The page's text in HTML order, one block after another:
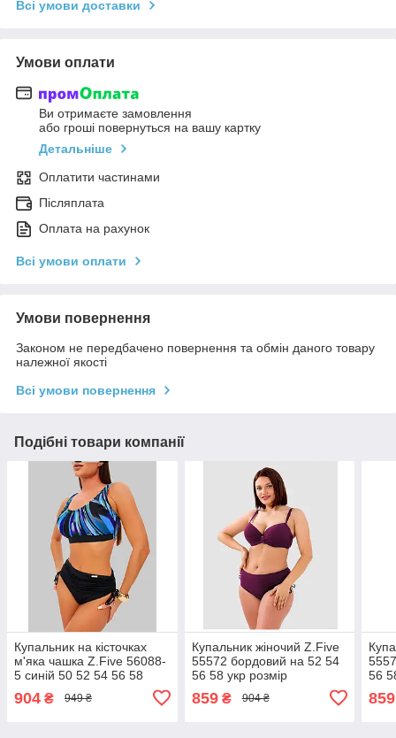
Всі умови доставки
Умови оплати
Ви отримаєте замовлення
або гроші повернуться на вашу картку
Детальніше
Оплатити частинами
Післяплата
Оплата на рахунок
Всі умови оплати
Умови повернення
Законом не передбачено повернення та обмін даного товару
належної якості
Всі умови повернення
Подібні товари компанії
Купальник на кісточках
м'яка чашка Z.Five 56088-
5 синій 50 52 54 56 58
904 ₴ 949 ₴
Купальник жіночий Z.Five
55572 бордовий на 52 54
56 58 укр розмір
859₴ 904 ₴
56
859